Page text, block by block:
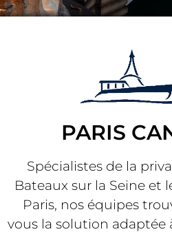
PARIS
Spécialistes de la
Bateaux sur la Seine et
Paris, nos équipes
vous la solution adaptée